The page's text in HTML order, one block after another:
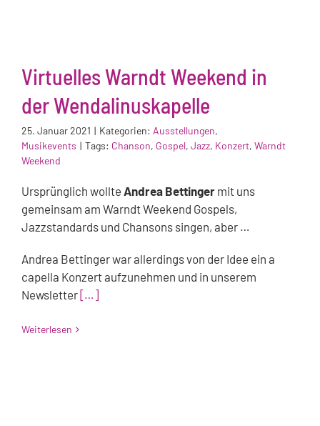
Virtuelles Warndt Weekend in
der Wendalinuskapelle
25. Januar 2021 | Kategorien: Ausstellungen,
Musikevents | Tags: Chanson, Gospel, Jazz, Konzert, Warndt
Weekend
Ursprünglich wollte Andrea Bettinger mit uns
gemeinsam am Warndt Weekend Gospels,
Jazzstandards und Chansons singen, aber …
Andrea Bettinger war allerdings von der Idee ein a
capella Konzert aufzunehmen und in unserem
Newsletter […]
Weiterlesen